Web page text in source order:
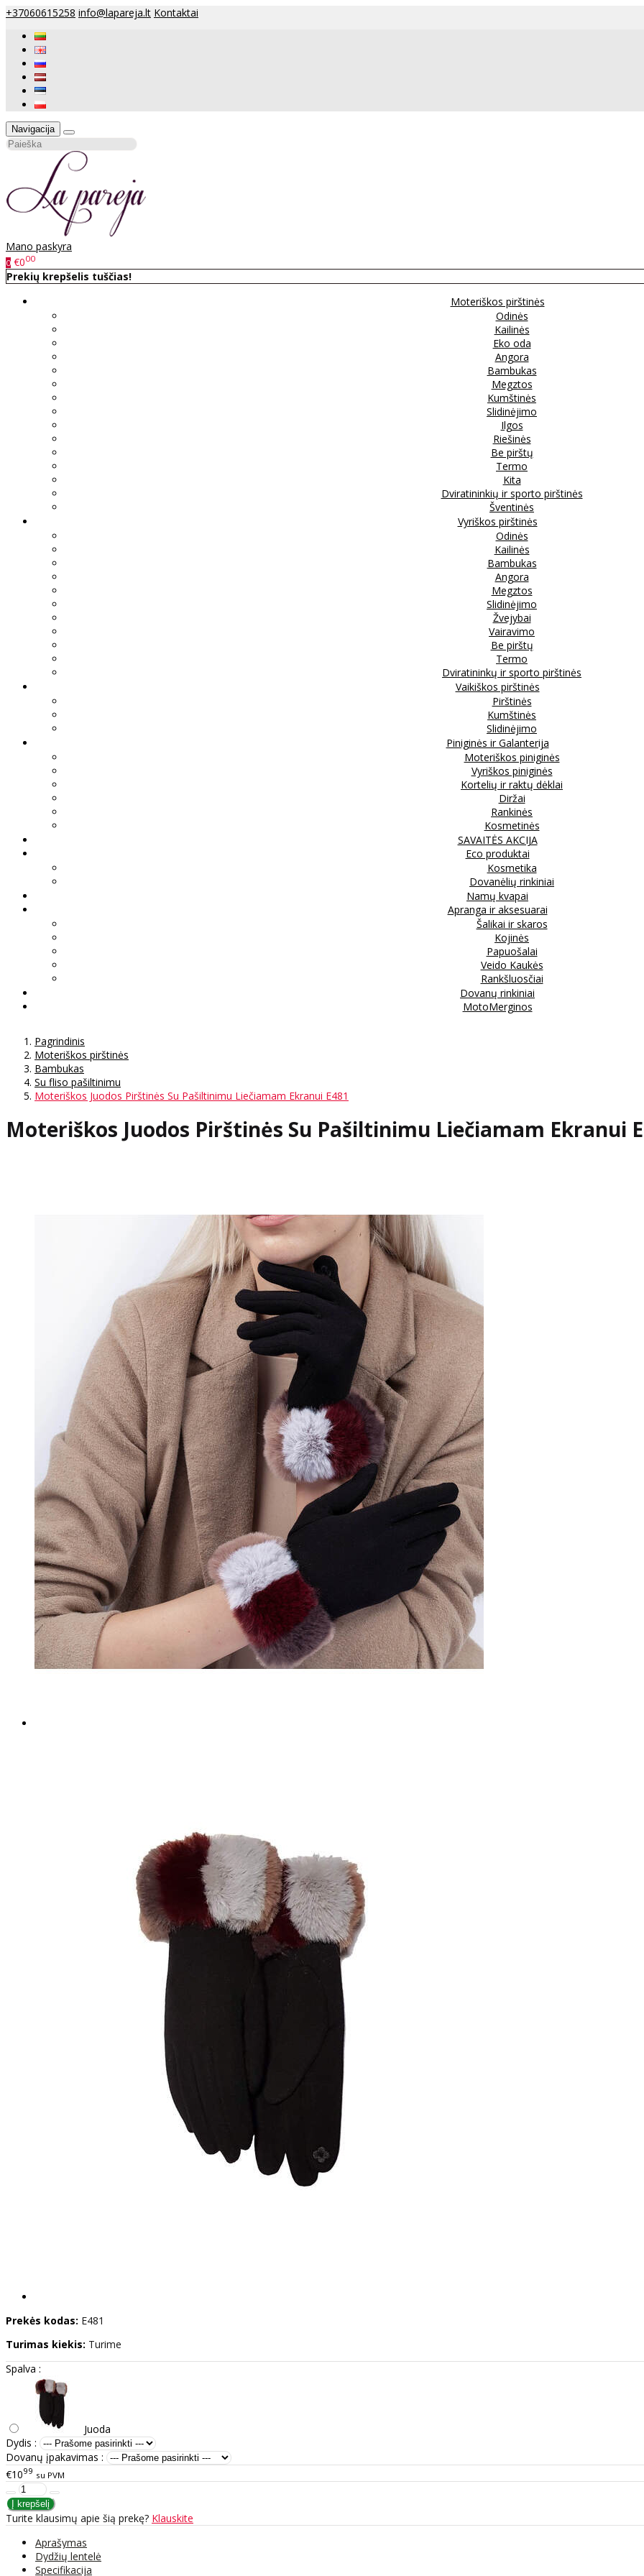
+37060615258 info@lapareja.lt Kontaktai
Navigacija
Mano paskyra
0 €000
Prekių krepšelis tuščias!
Moteriškos pirštinės
Odinės
Kailinės
Eko oda
Angora
Bambukas
Megztos
Kumštinės
Slidinėjimo
Ilgos
Riešinės
Be pirštų
Termo
Kita
Dviratininkių ir sporto pirštinės
Šventinės
Vyriškos pirštinės
Odinės
Kailinės
Bambukas
Angora
Megztos
Slidinėjimo
Žvejybai
Vairavimo
Be pirštų
Termo
Dviratininkų ir sporto pirštinės
Vaikiškos pirštinės
Pirštinės
Kumštinės
Slidinėjimo
Piniginės ir Galanterija
Moteriškos piniginės
Vyriškos piniginės
Kortelių ir raktų dėklai
Diržai
Rankinės
Kosmetinės
SAVAITĖS AKCIJA
Eco produktai
Kosmetika
Dovanėlių rinkiniai
Namų kvapai
Apranga ir aksesuarai
Šalikai ir skaros
Kojinės
Papuošalai
Veido Kaukės
Rankšluosčiai
Dovanų rinkiniai
MotoMerginos
Pagrindinis
Moteriškos pirštinės
Bambukas
Su fliso pašiltinimu
Moteriškos Juodos Pirštinės Su Pašiltinimu Liečiamam Ekranui E481
Moteriškos Juodos Pirštinės Su Pašiltinimu Liečiamam Ekranui
Prekės kodas: E481
Turimas kiekis: Turime
Spalva :
Juoda
Dydis :
Dovanų įpakavimas :
€1099 su PVM
Turite klausimų apie šią prekę? Klauskite
Aprašymas
Dydžių lentelė
Specifikacija